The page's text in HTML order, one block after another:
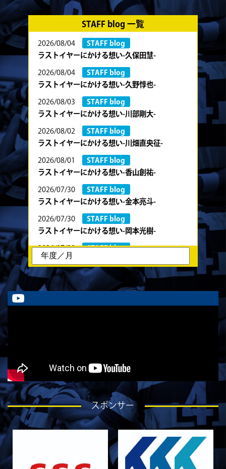
STAFF blog 一覧
2026/08/04
STAFF blog
ラストイヤーにかける想い-久保田慧-
2026/08/04
STAFF blog
ラストイヤーにかける想い-久野惇也-
2026/08/03
STAFF blog
ラストイヤーにかける想い-川部剛大-
2026/08/02
STAFF blog
ラストイヤーにかける想い-川畑直央征-
2026/08/01
STAFF blog
ラストイヤーにかける想い-香山創祐-
2026/07/30
STAFF blog
ラストイヤーにかける想い-金本亮斗-
2026/07/30
STAFF blog
ラストイヤーにかける想い-岡本光樹-
2026/07/28
STAFF blog
ラストイヤーにかける想い-石飛冬輝-
2026/07/27
STAFF blog
ラストイヤーにかける想い-石岡泰一-
2026/07/25
STAFF blog
2026/06/27
STAFF blog
2026/06/26
STAFF blog
【Rits Familyのバトン】vol. 2 稲西輝紀
2026/06/21
STAFF blog
STAFF blog
6月20日 花園大学
スポンサー